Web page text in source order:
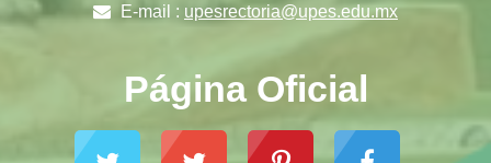
E-mail : upesrectoria@upes.edu.mx
Página Oficial